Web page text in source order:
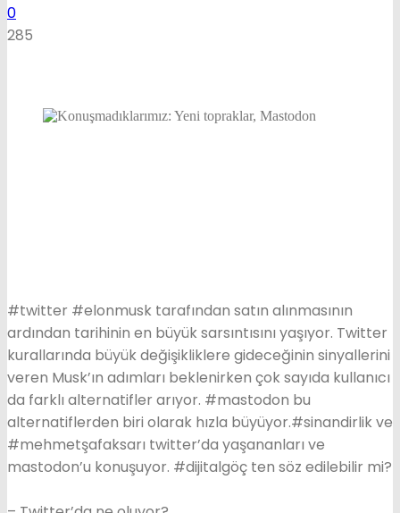
0
285
#twitter #elonmusk tarafından satın alınmasının
ardından tarihinin en büyük sarsıntısını yaşıyor. Twitter
kurallarında büyük değişikliklere gideceğinin sinyallerini
veren Musk’ın adımları beklenirken çok sayıda kullanıcı
da farklı alternatifler arıyor. #mastodon bu
alternatiflerden biri olarak hızla büyüyor.#sinandirlik ve
#mehmetşafaksarı twitter’da yaşananları ve
mastodon’u konuşuyor. #dijitalgöç ten söz edilebilir mi?